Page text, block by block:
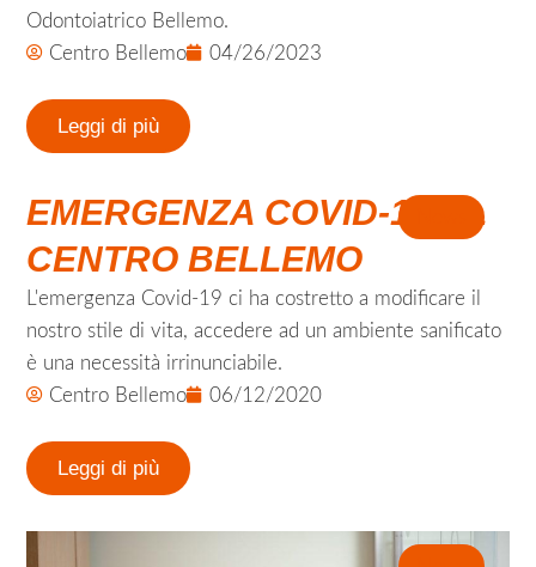
Odontoiatrico Bellemo.
Centro Bellemo
04/26/2023
Leggi di più
EMERGENZA COVID-19 AL
CENTRO BELLEMO
L'emergenza Covid-19 ci ha costretto a modificare il
nostro stile di vita, accedere ad un ambiente sanificato
è una necessità irrinunciabile.
Centro Bellemo
06/12/2020
Leggi di più